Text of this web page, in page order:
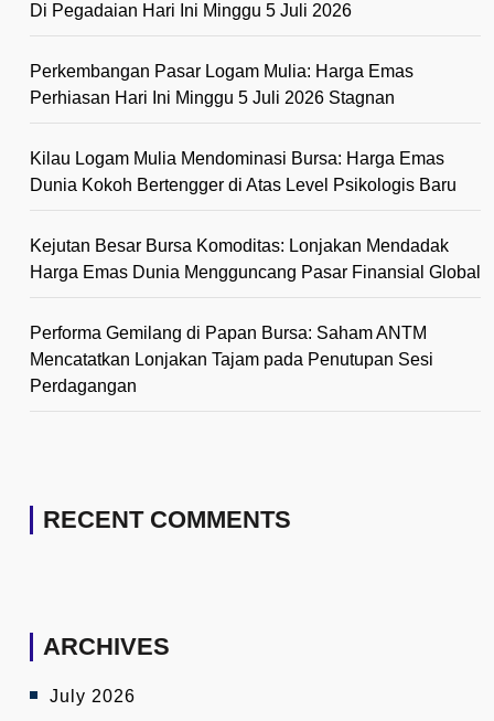
Di Pegadaian Hari Ini Minggu 5 Juli 2026
Perkembangan Pasar Logam Mulia: Harga Emas
Perhiasan Hari Ini Minggu 5 Juli 2026 Stagnan
Kilau Logam Mulia Mendominasi Bursa: Harga Emas
Dunia Kokoh Bertengger di Atas Level Psikologis Baru
Kejutan Besar Bursa Komoditas: Lonjakan Mendadak
Harga Emas Dunia Mengguncang Pasar Finansial Global
Performa Gemilang di Papan Bursa: Saham ANTM
Mencatatkan Lonjakan Tajam pada Penutupan Sesi
Perdagangan
RECENT COMMENTS
ARCHIVES
July 2026